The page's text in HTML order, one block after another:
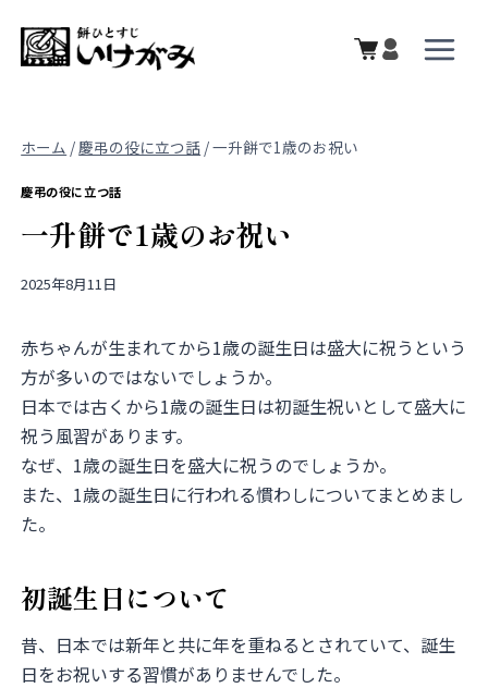
ホーム /慶弔の役に立つ話 /一升餅で1歳のお祝い
慶弔の役に立つ話
一升餅で1歳のお祝い
2025年8月11日
赤ちゃんが生まれてから1歳の誕生日は盛大に祝うという
方が多いのではないでしょうか。
日本では古くから1歳の誕生日は初誕生祝いとして盛大に
祝う風習があります。
なぜ、1歳の誕生日を盛大に祝うのでしょうか。
また、1歳の誕生日に行われる慣わしについてまとめまし
た。
初誕生日について
昔、日本では新年と共に年を重ねるとされていて、誕生
日をお祝いする習慣がありませんでした。